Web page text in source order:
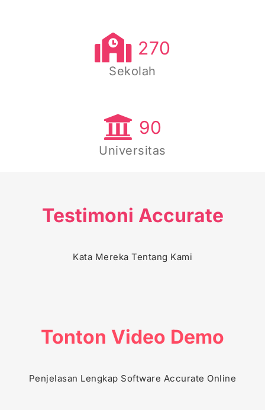
270
Sekolah
90
Universitas
Testimoni Accurate
Kata Mereka Tentang Kami
PT. DAIMATSU INDUSTRI INDONESIA
SCUTO INDONESIA
Tonton Video Demo
Penjelasan Lengkap Software Accurate Online